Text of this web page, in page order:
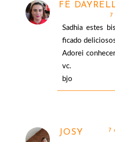
FÊ
7
Sadhia estes
ficado
Adorei
vc.
bjo
JOSY 7